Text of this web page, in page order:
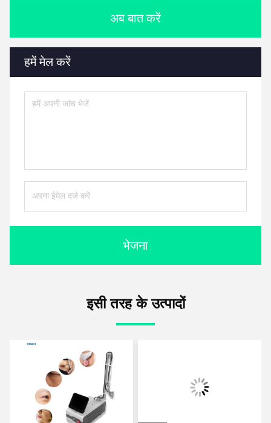
अब बात करें
हमें मेल करें
भेजना
इसी तरह के उत्पादों